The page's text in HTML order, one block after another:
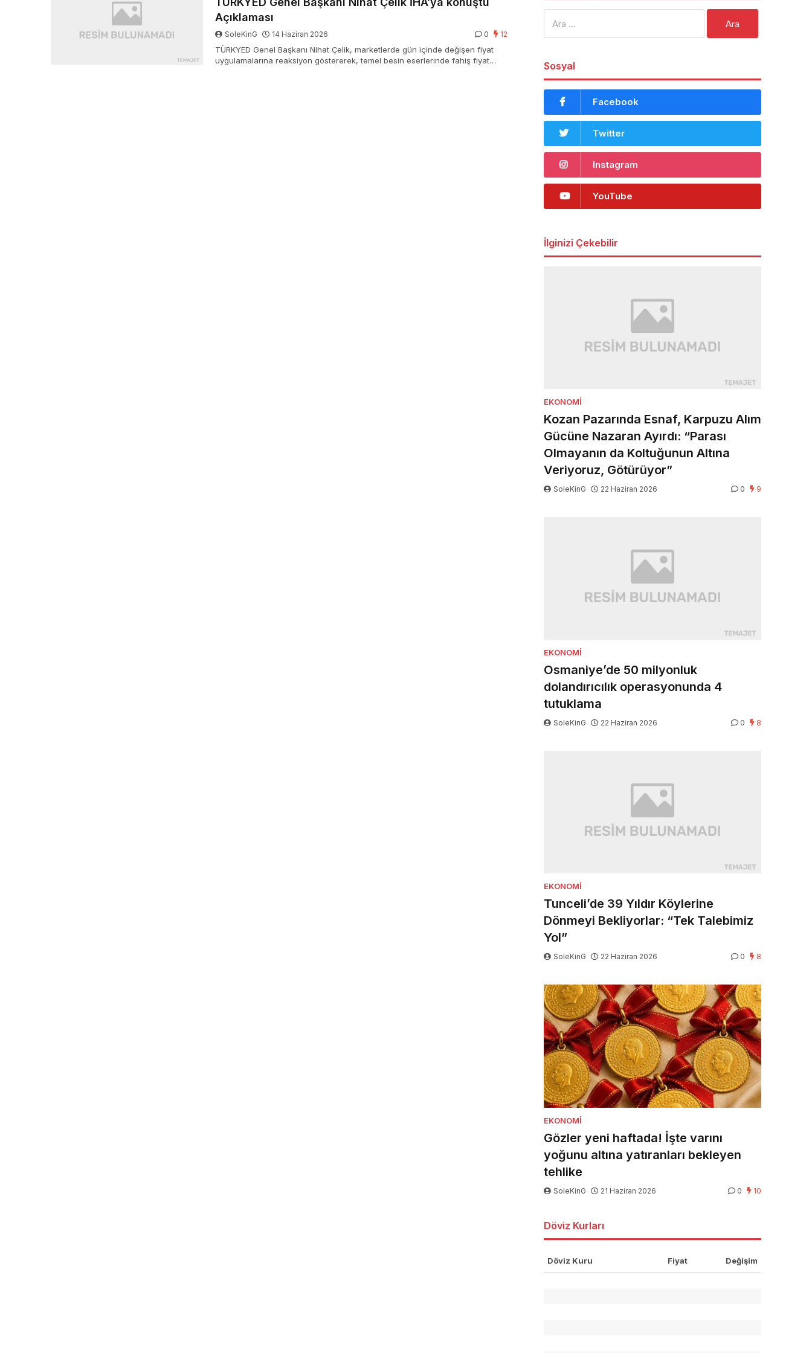
Açıklaması
SoleKinG 14 Haziran 2026 0 12
TÜRKYED Genel Başkanı Nihat Çelik, marketlerde gün içinde değişen fiyat
uygulamalarına reaksiyon göstererek, temel besin eserlerinde fahiş fiyat
Sosyal
Facebook
Twitter
Instagram
YouTube
İlginizi Çekebilir
EKONOMI
Kozan Pazarında Esnaf, Karpuzu Alım
Gücüne Nazaran Ayırdı: “Parası
Olmayanın da Koltuğunun Altına
Veriyoruz, Götürüyor”
SoleKinG 22 Haziran 2026 0 9
EKONOMI
Osmaniye’de 50 milyonluk
dolandırıcılık operasyonunda 4
tutuklama
SoleKinG 22 Haziran 2026 0 8
EKONOMI
Tunceli’de 39 Yıldır Köylerine
Dönmeyi Bekliyorlar: “Tek Talebimiz
Yol”
SoleKinG 22 Haziran 2026 0 8
EKONOMI
Gözler yeni haftada! İşte varını
yoğunu altına yatıranları bekleyen
tehlike
SoleKinG 21 Haziran 2026 0 10
Döviz Kurları
Döviz Kuru Fiyat Değişim